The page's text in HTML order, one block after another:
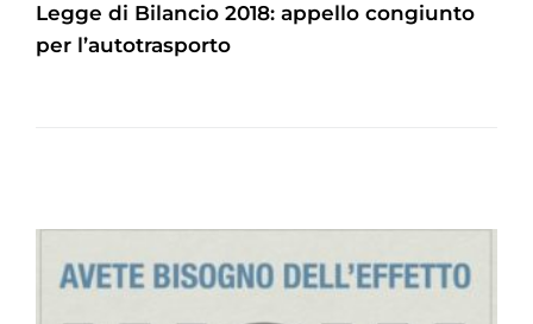
Legge di Bilancio 2018: appello congiunto
per l’autotrasporto